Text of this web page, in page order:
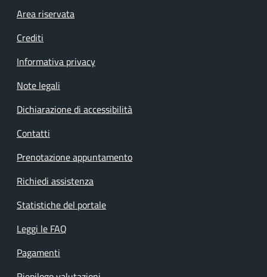
Footer menu
Area riservata
Crediti
Informativa privacy
Note legali
Dichiarazione di accessibilità
Contatti
Prenotazione appuntamento
Richiedi assistenza
Statistiche del portale
Leggi le FAQ
Pagamenti